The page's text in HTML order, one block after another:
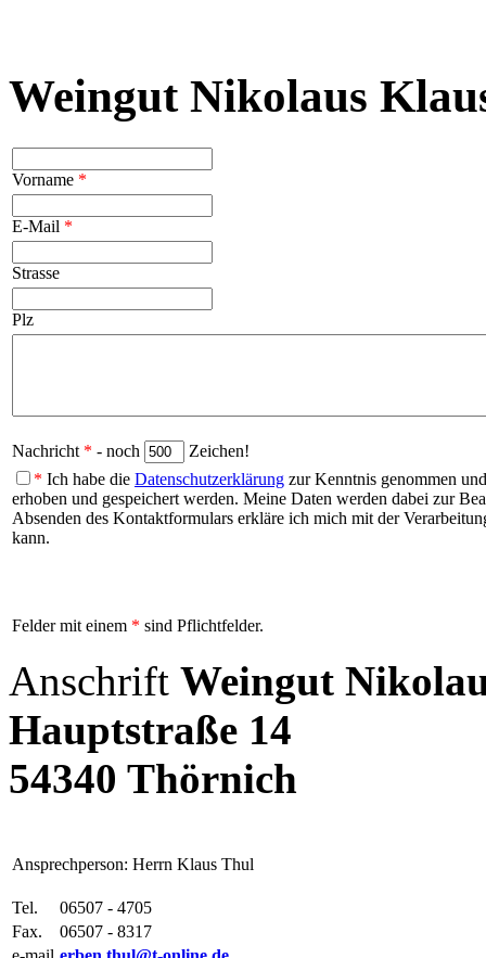
Weingut Nikolaus
Vorname *
E-Mail *
Strasse
Plz
Nachricht * - noch
Zeichen!
* Ich habe die Datenschutzerklärung zur Kenntnis genommen
erhoben und gespeichert werden. Meine Daten werden dabei zur
Absenden des Kontaktformulars erkläre ich mich mit der
kann.
Felder mit einem * sind Pflichtfelder.
Anschrift Weingut
Hauptstraße 14
54340 Thörnich
Ansprechperson: Herrn Klaus Thul
Tel.
06507 - 4705
Fax.
06507 - 8317